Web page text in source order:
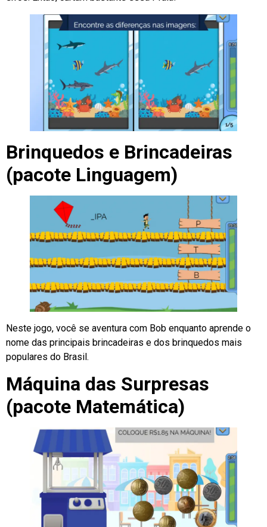
Brinquedos e Brincadeiras
(pacote Linguagem)
Neste jogo, você se aventura com Bob enquanto aprende o
nome das principais brincadeiras e dos brinquedos mais
populares do Brasil.
Máquina das Surpresas
(pacote Matemática)